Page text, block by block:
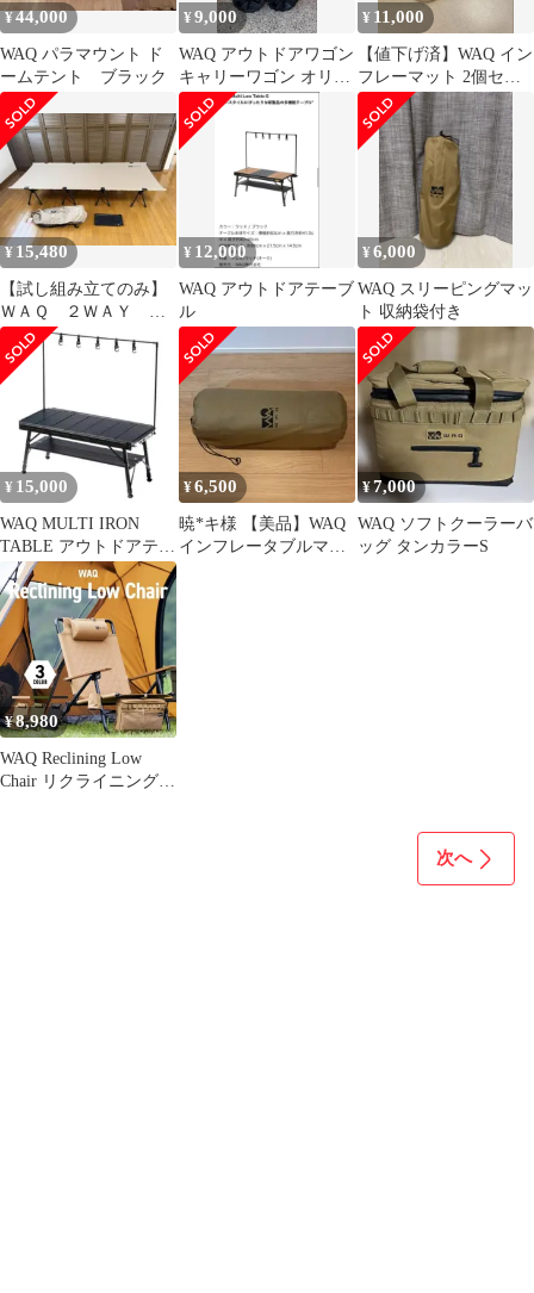
¥44,000
WAQ パラマウント ド
ームテント ブラック
¥9,000
WAQ アウトドアワゴン
キャリーワゴン オリー
ブタン
¥ 11,000
【値下げ済】WAQ イン
フレーマット 2個セッ
ト
¥ 15,480
【試し組み立てのみ】
ＷＡＱ ２ＷＡＹ Ｗ
ＩＤＥ ＣＯＴ ワイ
ドコット
¥ 12,000
WAQ アウトドアテーブ
ル
¥6,000
WAQ スリーピングマッ
ト 収納袋付き
¥ 15,000
WAQ MULTI IRON
TABLE アウトドアテー
ブル
¥6,500
暁*キ様 【美品】WAQ
インフレータブルマッ
¥7,000
WAQ ソフトクーラーバ
ッグ タンカラーS
¥8,980
WAQ Reclining Low
Chair リクライニングロ
次へ